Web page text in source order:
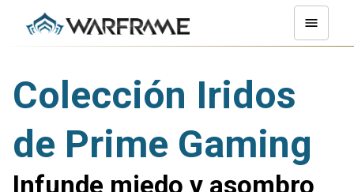
Colección Iridos
de Prime Gaming
Infunde miedo y asombro